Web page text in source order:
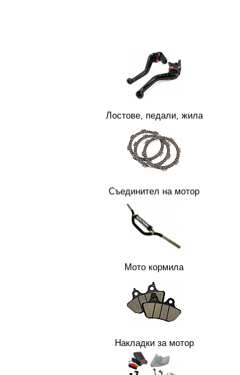
Лостове, педали, жила
Съединител на мотор
Мото кормила
Накладки за мотор